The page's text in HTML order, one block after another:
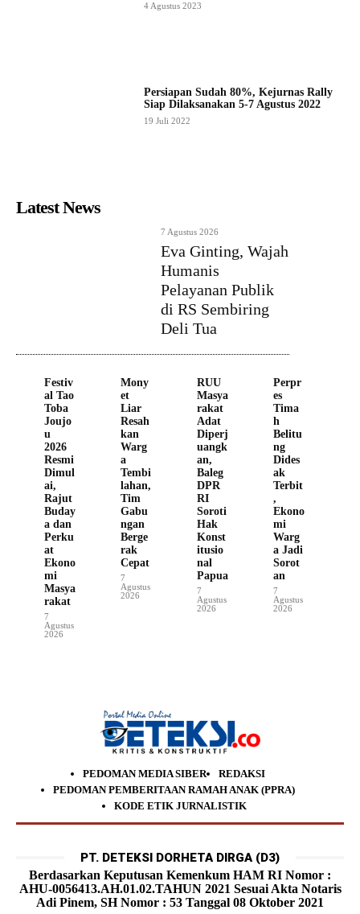
4 Agustus 2023
Persiapan Sudah 80%, Kejurnas Rally
Siap Dilaksanakan 5-7 Agustus 2022
19 Juli 2022
Latest News
7 Agustus 2026
Eva Ginting, Wajah
Humanis
Pelayanan Publik
di RS Sembiring
Deli Tua
Festiv
al Tao
Toba
Joujo
u
2026
Resmi
Dimul
ai,
Rajut
Buday
a dan
Perku
at
Ekono
mi
Masya
rakat
7
Agustus
2026
Mony
et
Liar
Resah
kan
Warg
a
Tembi
lahan,
Tim
Gabu
ngan
Berge
rak
Cepat
7
Agustus
2026
RUU
Masya
rakat
Adat
Diperj
uangk
an,
Baleg
DPR
RI
Soroti
Hak
Konst
itusio
nal
Papua
7
Agustus
2026
Perpr
es
Tima
h
Belitu
ng
Dides
ak
Terbit
,
Ekono
mi
Warg
a Jadi
Sorot
an
7
Agustus
2026
PEDOMAN MEDIA SIBER
REDAKSI
PEDOMAN PEMBERITAAN RAMAH ANAK (PPRA)
KODE ETIK JURNALISTIK
PT. DETEKSI DORHETA DIRGA (D3)
Berdasarkan Keputusan Kemenkum HAM RI Nomor :
AHU-0056413.AH.01.02.TAHUN 2021 Sesuai Akta Notaris
Adi Pinem, SH Nomor : 53 Tanggal 08 Oktober 2021